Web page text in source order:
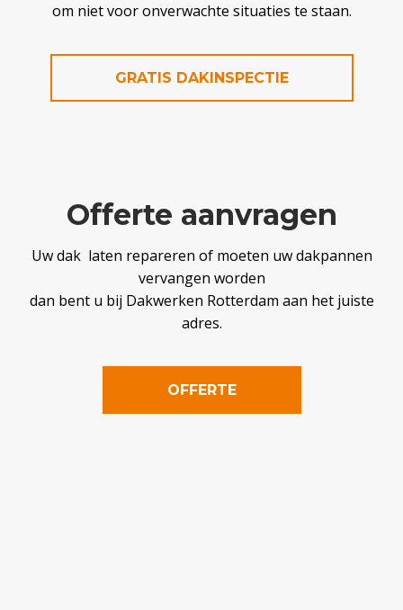
om niet voor onverwachte situaties te staan.
GRATIS DAKINSPECTIE
Offerte aanvragen
Uw dak laten repareren of moeten uw dakpannen
vervangen worden
dan bent u bij Dakwerken Rotterdam aan het juiste
adres.
OFFERTE